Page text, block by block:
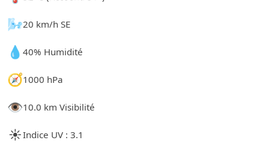
🌬️20 km/h SE
💧40% Humidité
🧭1000 hPa
👁️10.0 km Visibilité
☀️Indice UV : 3.1